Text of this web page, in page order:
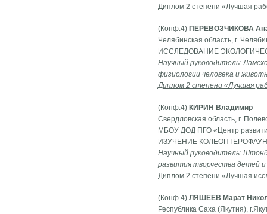
Диплом 2 степени «Лучшая
(Конф.4) ПЕРЕВОЗЧИКОВА
Челябинская область, г.
ИССЛЕДОВАНИЕ
Научный руководитель:
физиологии человека и
Диплом 2 степени «Лучшая
(Конф.4) КИРИН Владимир
Свердловская область, г.
МБОУ ДОД ПГО «Центр
ИЗУЧЕНИЕ
Научный руководитель:
развития творчества детей
Диплом 2 степени «Лучшая
(Конф.4) ЛЯШЕЕВ Марат
Республика Саха (Якутия),